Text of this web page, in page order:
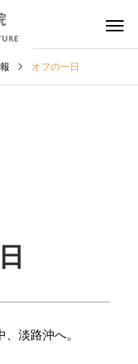
オフの一日
淡路沖へ。